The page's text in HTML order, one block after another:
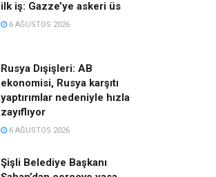
ilk iş: Gazze’ye askeri üs
6 AĞUSTOS 2026
Rusya Dışişleri: AB
ekonomisi, Rusya karşıtı
yaptırımlar nedeniyle hızla
zayıflıyor
6 AĞUSTOS 2026
Şişli Belediye Başkanı